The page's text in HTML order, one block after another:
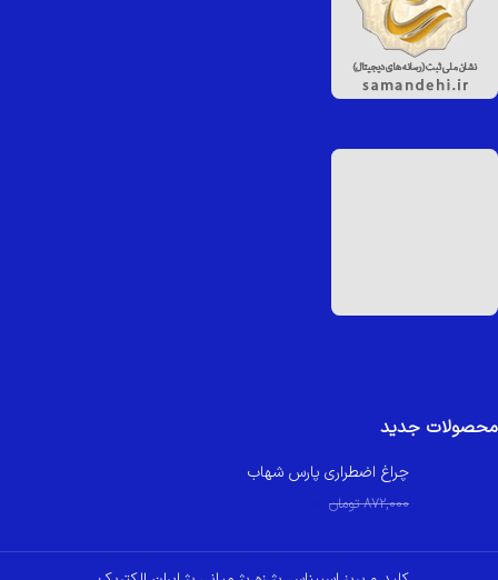
محصولات جدید
چراغ اضطراری پارس شهاب
872,000 تومان